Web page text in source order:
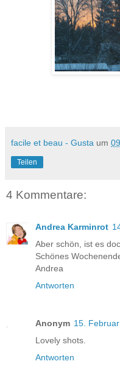
facile et beau - Gusta um
Teilen
4 Kommentare:
Andrea Karminrot
Aber schön, ist es
Schönes
Andrea
Antworten
Anonym 15.
Lovely shots.
Antworten